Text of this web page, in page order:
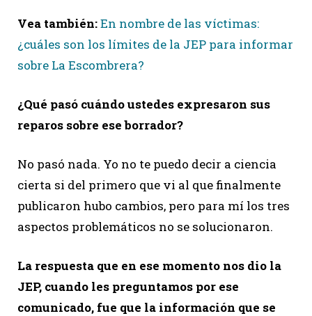
Vea también:En nombre de las víctimas:
¿cuáles son los límites de la JEP para informar
sobre La Escombrera?
¿Qué pasó cuándo ustedes expresaron sus
reparos sobre ese borrador?
No pasó nada. Yo no te puedo decir a ciencia
cierta si del primero que vi al que finalmente
publicaron hubo cambios, pero para mí los tres
aspectos problemáticos no se solucionaron.
La respuesta que en ese momento nos dio la
JEP, cuando les preguntamos por ese
comunicado, fue que la información que se